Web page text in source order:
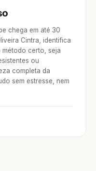
chega em até 30
Cintra, identifica
certo, seja
ou
completa da
sem estresse, nem